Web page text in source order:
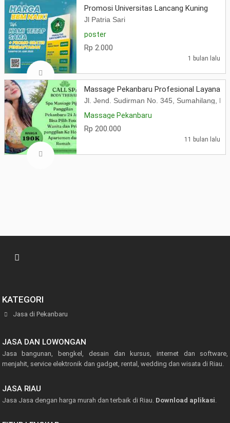
Promosi Universitas Lancang Kuning
Jl Patria Sari
poster
Rp 2.000
1 bulan lalu
Massage Pekanbaru Profesional Layanan
Jl. Jend. Sudirman No. 345, Sumahilang,
Massage Pekanbaru
Rp 200.000
11 bulan lalu
KATEGORI
Jasa di Pekanbaru
JASA DAN LOWONGAN
Jasa bangunan, bengkel, desain dan kursus, internet dan software,
menjahit, service elektronik dan gadget, rental, wedding dan wisata di Riau.
JASA RIAU
Jasa Jasa dengan harga murah dan terbaik di Riau. Download aplikasi